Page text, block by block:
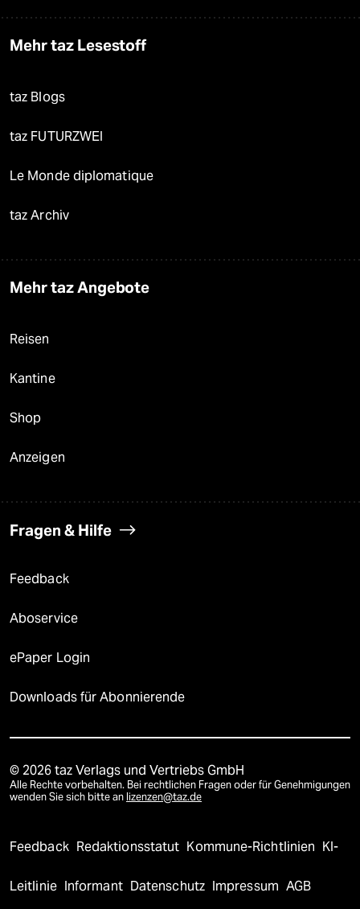
Mehr taz Lesestoff
taz Blogs
taz FUTURZWEI
Le Monde diplomatique
taz Archiv
Mehr taz Angebote
Reisen
Kantine
Shop
Anzeigen
Fragen & Hilfe
Feedback
Aboservice
ePaper Login
Downloads für Abonnierende
© 2026 taz Verlags und Vertriebs GmbH
Alle Rechte vorbehalten. Bei rechtlichen Fragen oder für Genehmigungen
wenden Sie sich bitte an lizenzen@taz.de
Feedback Redaktionsstatut Kommune-Richtlinien KI-
Leitlinie Informant Datenschutz Impressum AGB